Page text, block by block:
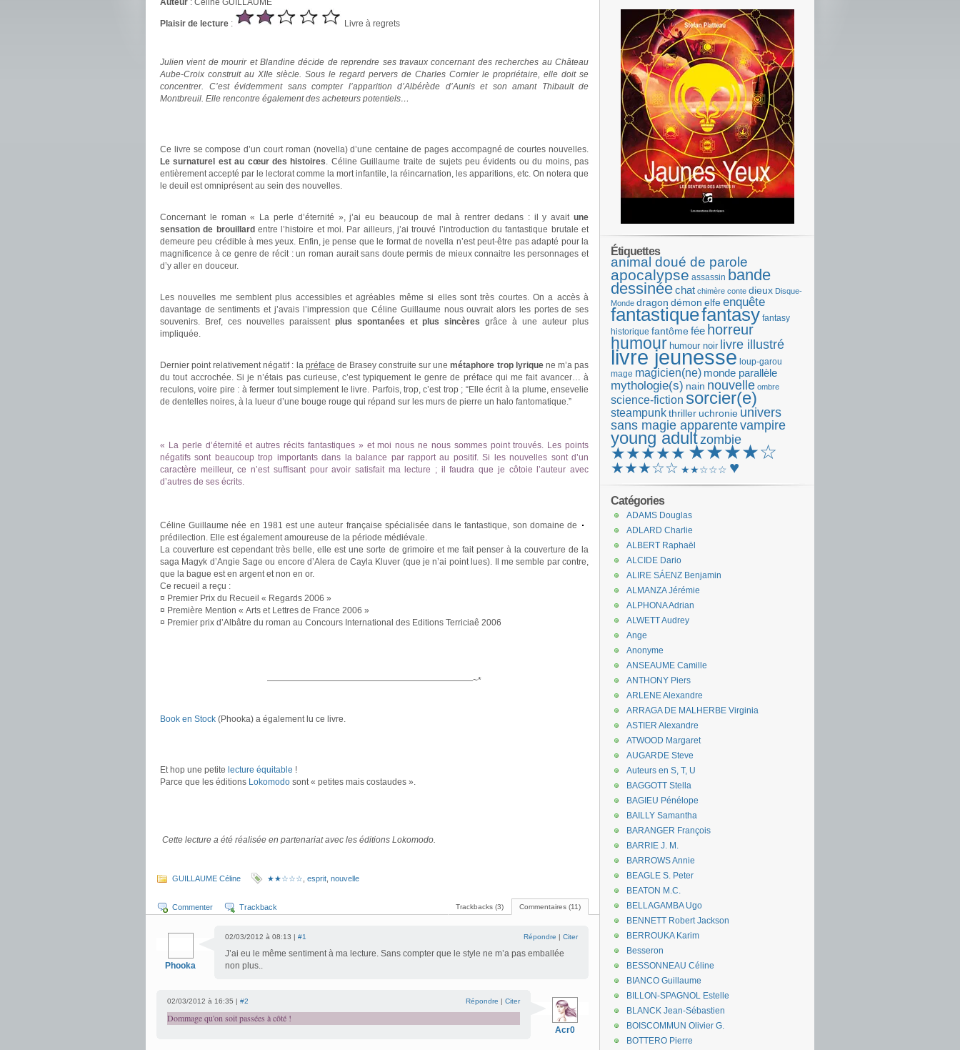
Auteur : Céline GUILLAUME
Plaisir de lecture :
Livre à regrets
Julien vient de mourir et Blandine décide de reprendre ses travaux concernant des recherches au Château
Aube-Croix construit au XIIe siècle. Sous le regard pervers de Charles Cornier le propriétaire, elle doit se
concentrer. C’est évidemment sans compter l’apparition d’Albérède d’Aunis et son amant Thibault de
Montbreuil. Elle rencontre également des acheteurs potentiels…
Ce livre se compose d’un court roman (novella) d’une centaine de pages accompagné de courtes nouvelles.
Le surnaturel est au cœur des histoires. Céline Guillaume traite de sujets peu évidents ou du moins, pas
entièrement accepté par le lectorat comme la mort infantile, la réincarnation, les apparitions, etc. On notera que
le deuil est omniprésent au sein des nouvelles.
Concernant le roman « La perle d’éternité », j’ai eu beaucoup de mal à rentrer dedans : il y avait une
sensation de brouillard entre l’histoire et moi. Par ailleurs, j’ai trouvé l’introduction du fantastique brutale et
demeure peu crédible à mes yeux. Enfin, je pense que le format de novella n’est peut-être pas adapté pour la
magnificence à ce genre de récit : un roman aurait sans doute permis de mieux connaitre les personnages et
d’y aller en douceur.
Les nouvelles me semblent plus accessibles et agréables même si elles sont très courtes. On a accès à
davantage de sentiments et j’avais l’impression que Céline Guillaume nous ouvrait alors les portes de ses
souvenirs. Bref, ces nouvelles paraissentplus spontanées et plus sincères grâce à une auteur plus
impliquée.
Dernier point relativement négatif : la préface de Brasey construite sur unemétaphore trop lyriquene m’a pas
du tout accrochée. Si je n’étais pas curieuse, c’est typiquement le genre de préface qui me fait avancer… à
reculons, voire pire : à fermer tout simplement le livre. Parfois, trop, c’est trop ; “Elle écrit à la plume, ensevelie
de dentelles noires, à la lueur d’une bouge rouge qui répand sur les murs de pierre un halo fantomatique.”
« La perle d’éternité et autres récits fantastiques » et moi nous ne nous sommes point trouvés. Les points
négatifs sont beaucoup trop importants dans la balance par rapport au positif. Si les nouvelles sont d’un
caractère meilleur, ce n’est suffisant pour avoir satisfait ma lecture ; il faudra que je côtoie l’auteur avec
d’autres de ses écrits.
Céline Guillaume née en 1981 est une auteur française spécialisée dans le fantastique, son domaine de
prédilection. Elle est également amoureuse de la période médiévale.
La couverture est cependant très belle, elle est une sorte de grimoire et me fait penser à la couverture de la
saga Magyk d’Angie Sage ou encore d’Alera de Cayla Kluver (que je n’ai point lues). Il me semble par contre,
que la bague est en argent et non en or.
Ce recueil a reçu :
¤ Premier Prix du Recueil « Regards 2006 »
¤ Première Mention « Arts et Lettres de France 2006 »
¤ Premier prix d’Albâtre du roman au Concours International des Editions Terriciaê 2006
————————————————————————~*
Book en Stock (Phooka) a également lu ce livre.
Et hop une petite lecture équitable !
Parce que les éditions Lokomodo sont « petites mais costaudes ».
Cette lecture a été réalisée en partenariat avec les éditions Lokomodo.
GUILLAUME Céline ★★☆☆☆ esprit nouvelle
Commentaires (11)
Trackbacks (3)
Commenter Trackback
Phooka
02/03/2012 à 08:13 | #1 Répondre | Citer
J’ai eu le même sentiment à ma lecture. Sans compter que le style ne m’a pas emballée
non plus..
Acr0
02/03/2012 à 16:35 | #2 Répondre | Citer
Dommage qu'on soit passées à côté !
Étiquettes
animal doué de parole
apocalypse assassin bande
dessinéechat chimère conte dieux Disque-
Monde dragon démon elfeenquête
fantastiquefantasy fantasy
historique fantômefée horreur
humour humour noir livre illustré
livre jeunesse loup-garou
mage magicien(ne) monde parallèle
mythologie(s) nain nouvelle ombre
science-fiction sorcier(e)
steampunkthriller uchronie univers
sans magie apparentevampire
young adultzombie
★★★★★ ★★★★☆
★★★☆☆ ★★☆☆☆ ♥
Catégories
ADAMS Douglas
ADLARD Charlie
ALBERT Raphaël
ALCIDE Dario
ALIRE SÁENZ Benjamin
ALMANZA Jérémie
ALPHONA Adrian
ALWETT Audrey
Ange
Anonyme
ANSEAUME Camille
ANTHONY Piers
ARLENE Alexandre
ARRAGA DE MALHERBE Virginia
ASTIER Alexandre
ATWOOD Margaret
AUGARDE Steve
Auteurs en S, T, U
BAGGOTT Stella
BAGIEU Pénélope
BAILLY Samantha
BARANGER François
BARRIE J. M.
BARROWS Annie
BEAGLE S. Peter
BEATON M.C.
BELLAGAMBA Ugo
BENNETT Robert Jackson
BERROUKA Karim
Besseron
BESSONNEAU Céline
BIANCO Guillaume
BILLON-SPAGNOL Estelle
BLANCK Jean-Sébastien
BOISCOMMUN Olivier G.
BOTTERO Pierre